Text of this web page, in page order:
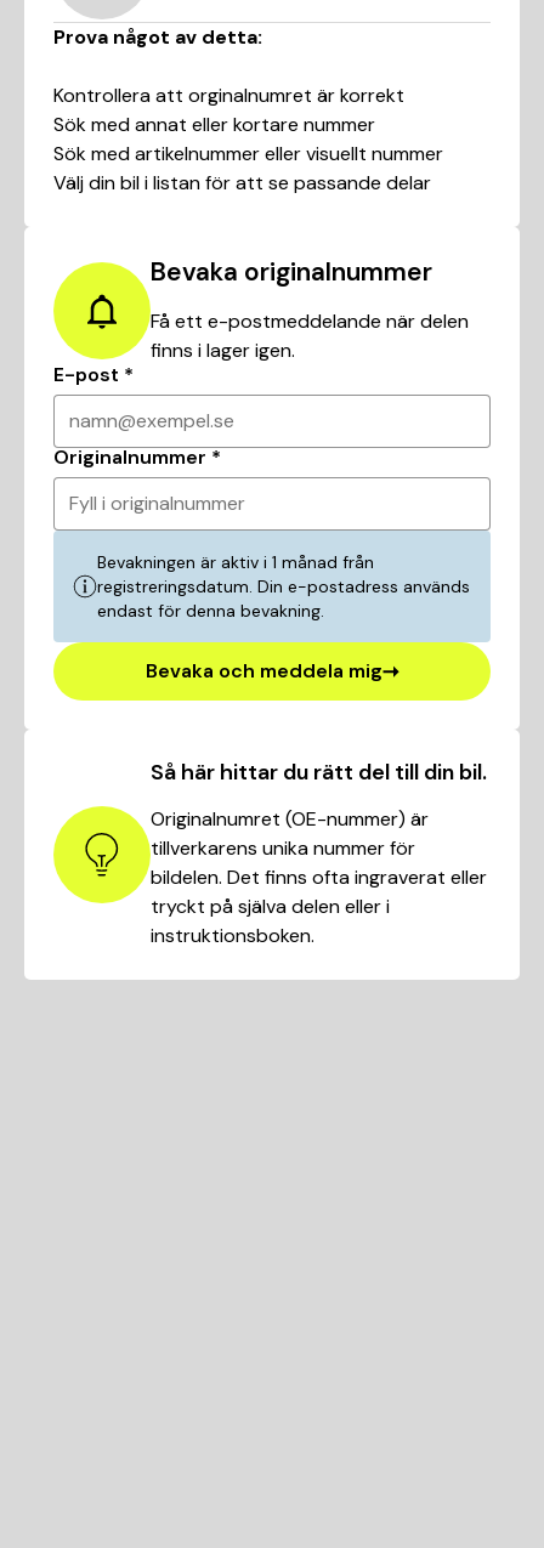
Prova något av detta:
Kontrollera att orginalnumret är korrekt
Sök med annat eller kortare nummer
Sök med artikelnummer eller visuellt nummer
Välj din bil i listan för att se passande delar
Så här hittar du rätt del till din bil.
Originalnumret (OE-nummer) är
tillverkarens unika nummer för
bildelen. Det finns ofta ingraverat eller
tryckt på själva delen eller i
instruktionsboken.
Bevaka originalnummer
Få ett e-postmeddelande när delen
finns i lager igen.
E-post *
namn@exempel.se
Originalnummer *
Fyll i originalnummer
Bevakningen är aktiv i 1 månad från
registreringsdatum. Din e-postadress används
endast för denna bevakning.
Bevaka och meddela mig